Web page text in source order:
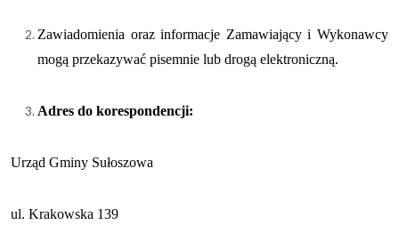
Zawiadomienia oraz informacje Zamawiający i Wykonawcy
mogą przekazywać pisemnie lub drogą elektroniczną.
Adres do korespondencji:
Urząd Gminy Sułoszowa
ul. Krakowska 139